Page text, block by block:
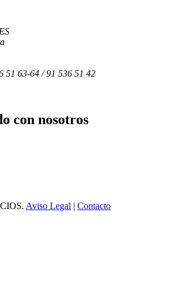
51 63-64 / 91 536 51 42
con nosotros
Aviso Legal | Contacto